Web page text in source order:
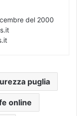
del 2000
puglia
online